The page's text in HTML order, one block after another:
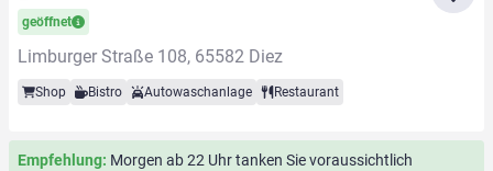
geöffnet
Limburger Straße 108, 65582 Diez
Shop Bistro Autowaschanlage Restaurant
Empfehlung: Morgen ab 22 Uhr tanken Sie voraussichtlich